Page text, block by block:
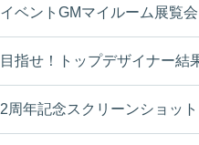
イベントGMマイルーム展覧
目指せ！トップデザイナー結
2周年記念スクリーンショッ